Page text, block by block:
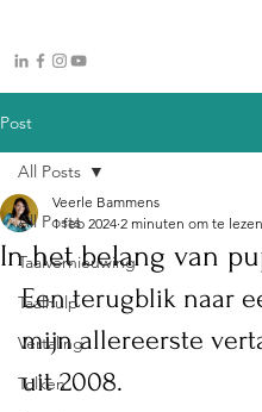
Post
All Posts
Taalvernieuwing
Taalhulp
Vertaling
Tolken
All Posts
In het belang van
Veerle Bammens
1 feb 2024 2 minuten om te lezen
Een terugblik naar
mijn allereerste
uit 2008.